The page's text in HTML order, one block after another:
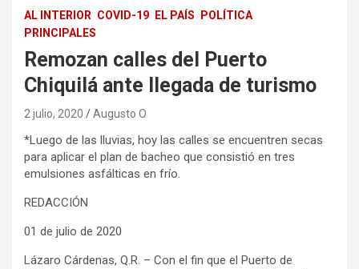
AL INTERIOR COVID-19 EL PAÍS
POLÍTICA
PRINCIPALES
Remozan calles del Puerto
Chiquilá ante llegada de turismo
2 julio, 2020 Augusto O
*Luego de las lluvias, hoy las calles se encuentren secas
para aplicar el plan de bacheo que consistió en tres
emulsiones asfálticas en frío.
REDACCIÓN
01 de julio de 2020
Lázaro Cárdenas, Q.R. – Con el fin que el Puerto de